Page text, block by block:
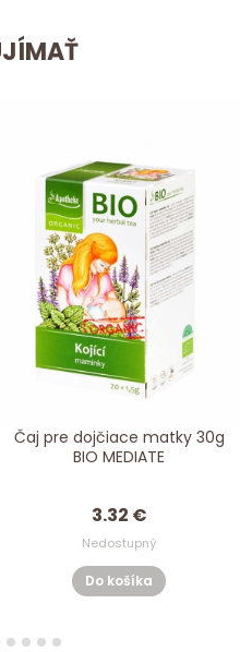
Čaj pre dojčiace matky 30g
BIO MEDIATE
3.32 €
Nedostupný
Do košíka